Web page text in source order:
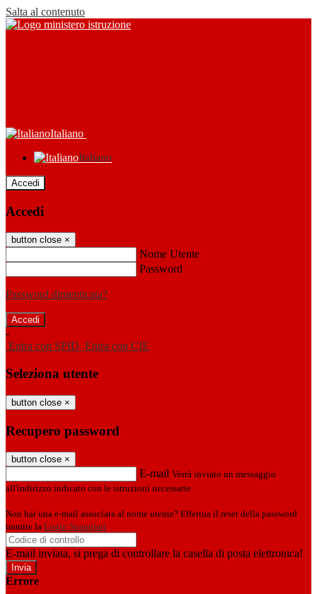
Salta al contenuto
Italiano
Italiano
Accedi
Accedi
button close ×
Nome Utente
Password
Password dimenticata?
-
Entra con SPID Entra con CIE
Seleziona utente
button close ×
Recupero password
button close ×
E-mail Verrà inviato un messaggio
all'indirizzo indicato con le istruzioni necessarie.
Non hai una e-mail associata al nome utente? Effettua il reset della password
tramite la Login Spaggiari
E-mail inviata, si prega di controllare la casella di posta elettronica!
Errore